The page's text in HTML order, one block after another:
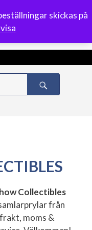
skickas på
0
Collectibles
från
moms &